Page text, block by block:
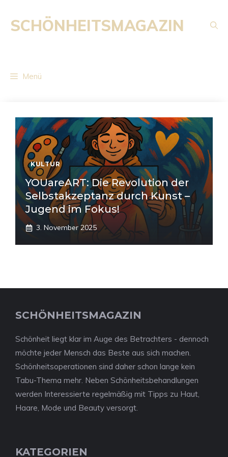
Inhalt
springen
SCHÖNHEITSMAGAZIN
Menü
KULTUR
YOUareART: Die Revolution der
Selbstakzeptanz durch Kunst –
Jugend im Fokus!
3. November 2025
SCHÖNHEITSMAGAZIN
Schönheit liegt klar im Auge des Betrachters - dennoch
möchte jeder Mensch das Beste aus sich machen.
Schönheitsoperationen sind daher schon lange kein
Tabu-Thema mehr. Neben Schönheitsbehandlungen
werden Interessierte regelmäßig mit Tipps zu Haut,
Haare, Mode und Beauty versorgt.
KATEGORIEN